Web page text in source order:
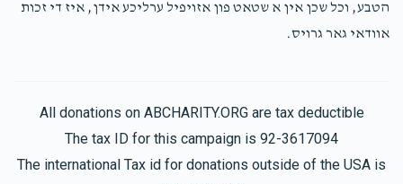
הטבע, וכל שכן אין א שטאט פון אזויפיל ערליכע אידן, איז די זכות
אוודאי גאר גרויס.
All donations on ABCHARITY.ORG are tax deductible
The tax ID for this campaign is 92-3617094
The international Tax id for donations outside of the USA is